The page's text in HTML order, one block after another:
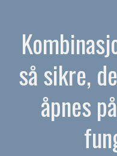
så sikre,
åpnes